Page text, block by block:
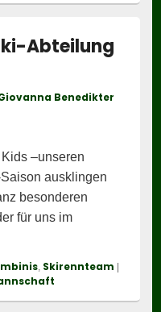
Abteilung
Benedikter
–unseren
ausklingen
besonderen
für uns im
Ski-
, Skirennteam